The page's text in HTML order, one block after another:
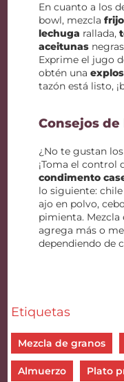
En cuanto a los
bowl, mezcla
lechuga rallada,
aceitunas
Exprime el jugo
obtén una
tazón está listo,
Consejos
¿No te gustan
¡Toma el control
condimento
lo siguiente:
ajo en polvo,
pimienta.
agrega más o
dependiendo de
Etiquetas
Mezcla de granos
Almuerzo Plato